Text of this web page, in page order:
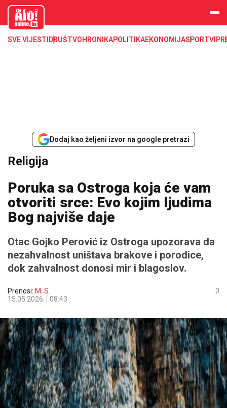
aloonline.b
SVE VIJESTI DRUŠTVOHRONIKAPOLITIKAEKONOMIJASPORTVIP
Dodaj kao željeni izvor na google pretrazi
Religija
Poruka sa Ostroga koja će vam
otvoriti srce: Evo kojim ljudima
Bog najviše daje
Otac Gojko Perović iz Ostroga upozorava da
nezahvalnost uništava brakove i porodice,
dok zahvalnost donosi mir i blagoslov.
Prenosi: M. S.
15.05.2026.
08:43
0